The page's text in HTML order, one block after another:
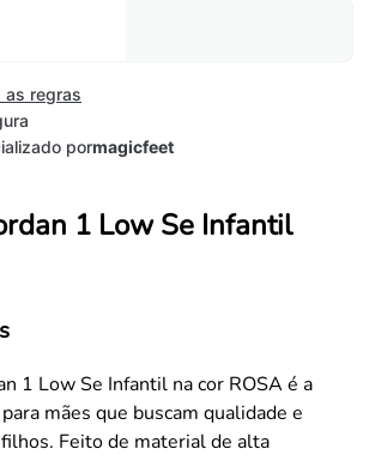
as regras
pormagicfeet
1 Low Se Infantil
1 Low Se Infantil na cor ROSA é a
mães que buscam qualidade e
Feito de material de alta